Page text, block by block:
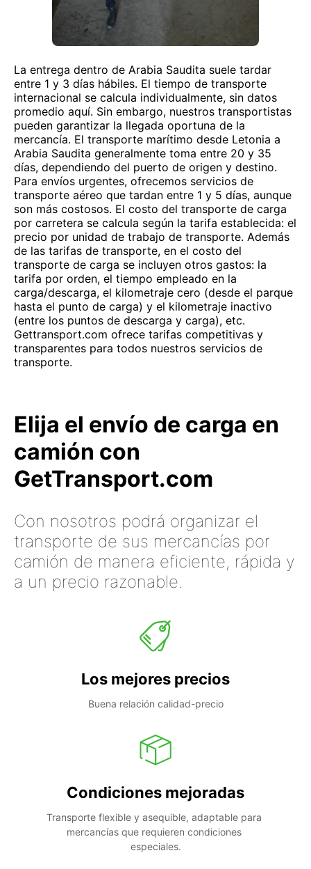
La entrega dentro de Arabia Saudita suele tardar
entre 1 y 3 días hábiles. El tiempo de transporte
internacional se calcula individualmente, sin datos
promedio aquí. Sin embargo, nuestros transportistas
pueden garantizar la llegada oportuna de la
mercancía. El transporte marítimo desde Letonia a
Arabia Saudita generalmente toma entre 20 y 35
días, dependiendo del puerto de origen y destino.
Para envíos urgentes, ofrecemos servicios de
transporte aéreo que tardan entre 1 y 5 días, aunque
son más costosos. El costo del transporte de carga
por carretera se calcula según la tarifa establecida: el
precio por unidad de trabajo de transporte. Además
de las tarifas de transporte, en el costo del
transporte de carga se incluyen otros gastos: la
tarifa por orden, el tiempo empleado en la
carga/descarga, el kilometraje cero (desde el parque
hasta el punto de carga) y el kilometraje inactivo
(entre los puntos de descarga y carga), etc.
Gettransport.com ofrece tarifas competitivas y
transparentes para todos nuestros servicios de
transporte.
Elija el envío de carga en
camión con
GetTransport.com
Con nosotros podrá organizar el
transporte de sus mercancías por
camión de manera eficiente, rápida y
a un precio razonable.
Los mejores precios
Buena relación calidad-precio
Condiciones mejoradas
Transporte flexible y asequible, adaptable para
mercancías que requieren condiciones
especiales.